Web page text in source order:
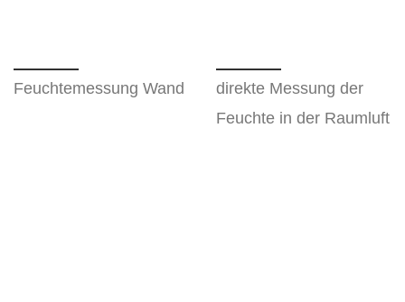
Feuchtemessung Wand
direkte Messung der
Feuchte in der Raumluft